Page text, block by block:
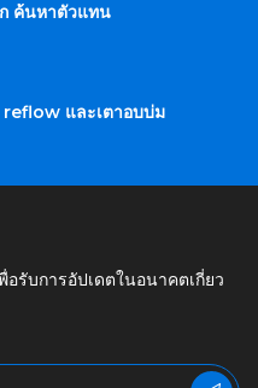
ค้นหาตัวแทน
และเตาอบบ่ม
อรับการอัปเดตในอนาคตเกี่ยว